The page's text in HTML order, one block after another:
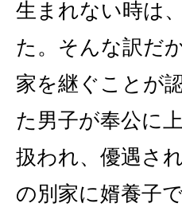
生まれない時は
た。そんな訳だ
家を継ぐことが
た男子が奉公に
扱われ、優遇さ
の別家に婿養子